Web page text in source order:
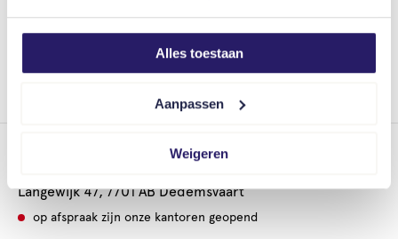
Alles toestaan
Aanpassen
Weigeren
Zo ben jij er op tijd bij.
Langewijk 47, 7701 AB Dedemsvaart
op afspraak zijn onze kantoren geopend